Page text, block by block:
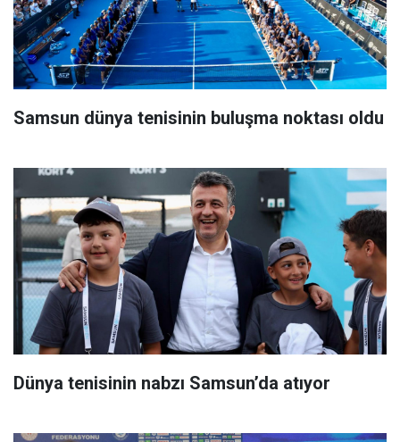
Samsun dünya tenisinin buluşma noktası oldu
Dünya tenisinin nabzı Samsun’da atıyor